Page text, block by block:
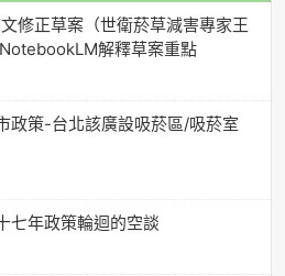
修正草案（世衛菸草減害專家王
解釋草案重點
政策-台北該廣設吸菸區/吸菸室
七年政策輪迴的空談